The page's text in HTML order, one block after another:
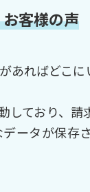
客様の声
あればどこ
ており、
ータが保存